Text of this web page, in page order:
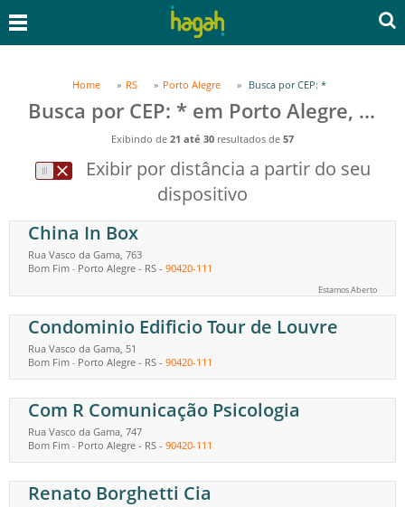
Home RS Porto Alegre Busca por CEP: *
Busca por CEP: * em Porto Alegre, RS
Exibindo de 21 até 30 resultados de 57
Exibir por distância a partir do seu
dispositivo
China In Box
Rua Vasco da Gama, 763
Bom Fim - Porto Alegre - RS - 90420-111
Estamos Aberto
Condominio Edificio Tour de Louvre
Rua Vasco da Gama, 51
Bom Fim - Porto Alegre - RS - 90420-111
Com R Comunicação Psicologia
Rua Vasco da Gama, 747
Bom Fim - Porto Alegre - RS - 90420-111
Renato Borghetti Cia